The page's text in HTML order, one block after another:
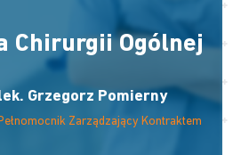
Chirurgii Ogólnej
Grzegorz Pomierny
Zarządzający Kontraktem